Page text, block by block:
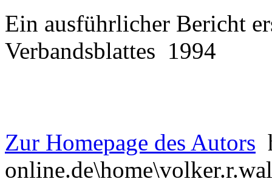
Ein ausführlicher Bericht
Verbandsblattes 1994
Zur Homepage des Autors